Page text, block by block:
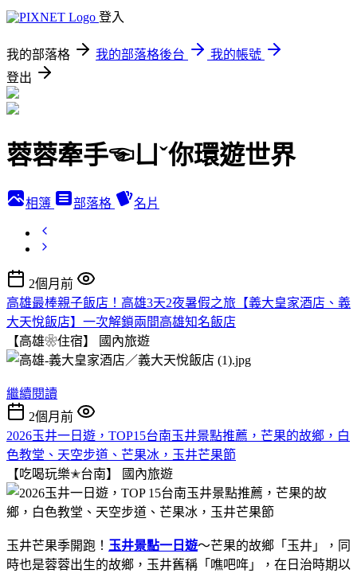
登入
我的部落格 我的部落格後台
我的帳號
登出
蓉蓉牽手☜ㄩˇ你環遊世界
相簿 部落格 名片
2個月前
高雄最棒親子飯店！高雄3天2夜暑假之旅【義大皇家酒店、義
大天悅飯店】一次解鎖兩間高雄知名飯店
【高雄❀住宿】
國內旅遊
繼續閱讀
2個月前
2026玉井一日遊，TOP15台南玉井景點推薦，芒果的故鄉，白
色教堂、天空步道、芒果冰，玉井芒果節
【吃喝玩樂✭台南】
國內旅遊
玉井芒果季開跑！ 玉井景點一日遊～芒果的故鄉「玉井」，同
時也是蓉蓉出生的故鄉，玉井舊稱「噍吧哖」，在日治時期以